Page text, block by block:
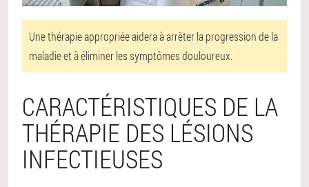
Une thérapie appropriée aidera à arrêter la progression de la
maladie et à éliminer les symptômes douloureux.
CARACTÉRISTIQUES DE LA
THÉRAPIE DES LÉSIONS
INFECTIEUSES